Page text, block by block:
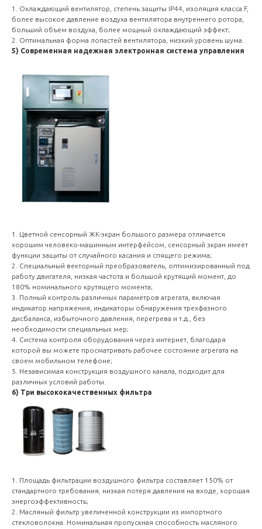
1. Охлаждающий вентилятор, степень защиты IP44, изоляция класса F,
более высокое давление воздуха вентилятора внутреннего ротора,
больший объем воздуха, более мощный охлаждающий эффект;
2. Оптимальная форма лопастей вентилятора, низкий уровень шума.
5) Современная надежная электронная система управления
1. Цветной сенсорный ЖК-экран большого размера отличается
хорошим человеко-машинным интерфейсом, сенсорный экран имеет
функции защиты от случайного касания и спящего режима;
2. Специальный векторный преобразователь, оптимизированный под
работу двигателя, низкая частота и большой крутящий момент, до
180% номинального крутящего момента;
3. Полный контроль различных параметров агрегата, включая
индикатор напряжения, индикаторы обнаружения трехфазного
дисбаланса, избыточного давления, перегрева и т.д., без
необходимости специальных мер;
4. Система контроля оборудования через интернет, благодаря
которой вы можете просматривать рабочее состояние агрегата на
своем мобильном телефоне;
5. Независимая конструкция воздушного канала, подходит для
различных условий работы.
6) Три высококачественных фильтра
1. Площадь фильтрации воздушного фильтра составляет 150% от
стандартного требования, низкая потеря давления на входе, хорошая
энергоэффективность;
2. Масляный фильтр увеличенной конструкции из импортного
стекловолокна. Номинальная пропускная способность масляного